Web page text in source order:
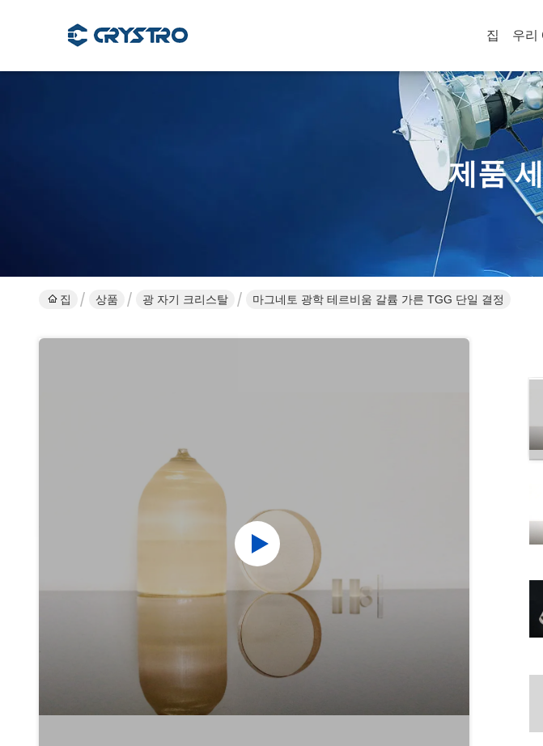
집 우리
제품
집 상품 광 자기 크리스탈 마그네토 광학 테르비움 갈륨 가른 TGG 단일 결정